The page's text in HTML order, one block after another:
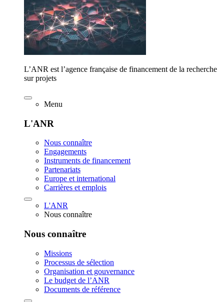
L’ANR est l’agence française de financement de la recherche
sur projets
Menu
L'ANR
Nous connaître
Engagements
Instruments de financement
Partenariats
Europe et international
Carrières et emplois
L'ANR
Nous connaître
Nous connaître
Missions
Processus de sélection
Organisation et gouvernance
Le budget de l’ANR
Documents de référence